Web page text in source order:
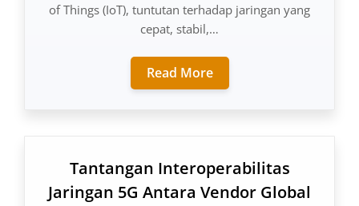
of Things (IoT), tuntutan terhadap jaringan yang
cepat, stabil,…
Read More
Tantangan Interoperabilitas
Jaringan 5G Antara Vendor Global